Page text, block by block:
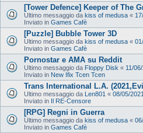
[Tower Defence] Keeper of The
Ultimo messaggio da kiss of medusa «
Inviato in Games Cafè
[Puzzle] Bubble Tower 3D
Ultimo messaggio da kiss of medusa «
Inviato in Games Cafè
Pornostar e AMA su Reddit
Ultimo messaggio da Floppy Disk « 11/
Inviato in New Ifix Tcen Tcen
Trans International L.A.
Ultimo messaggio da Len801 « 08/05/
Inviato in Il RE-Censore
[RPG] Regni in Guerra
Ultimo messaggio da kiss of medusa «
Inviato in Games Cafè